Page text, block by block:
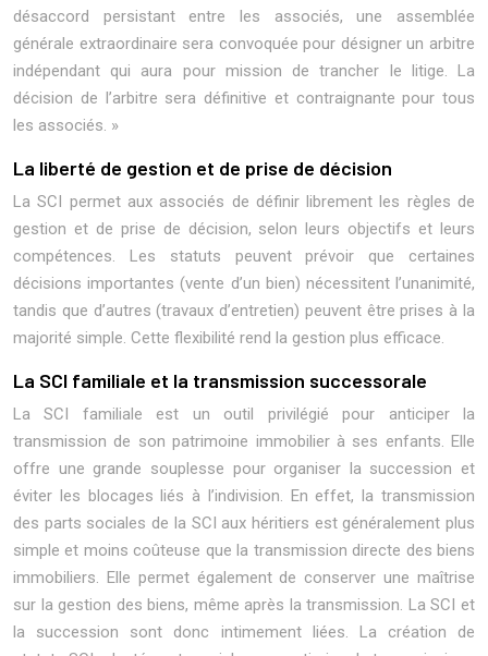
désaccord persistant entre les associés, une assemblée
générale extraordinaire sera convoquée pour désigner un arbitre
indépendant qui aura pour mission de trancher le litige. La
décision de l’arbitre sera définitive et contraignante pour tous
les associés. »
La liberté de gestion et de prise de décision
La SCI permet aux associés de définir librement les règles de
gestion et de prise de décision, selon leurs objectifs et leurs
compétences. Les statuts peuvent prévoir que certaines
décisions importantes (vente d’un bien) nécessitent l’unanimité,
tandis que d’autres (travaux d’entretien) peuvent être prises à la
majorité simple. Cette flexibilité rend la gestion plus efficace.
La SCI familiale et la transmission successorale
La SCI familiale est un outil privilégié pour anticiper la
transmission de son patrimoine immobilier à ses enfants. Elle
offre une grande souplesse pour organiser la succession et
éviter les blocages liés à l’indivision. En effet, la transmission
des parts sociales de la SCI aux héritiers est généralement plus
simple et moins coûteuse que la transmission directe des biens
immobiliers. Elle permet également de conserver une maîtrise
sur la gestion des biens, même après la transmission. La SCI et
la succession sont donc intimement liées. La création de